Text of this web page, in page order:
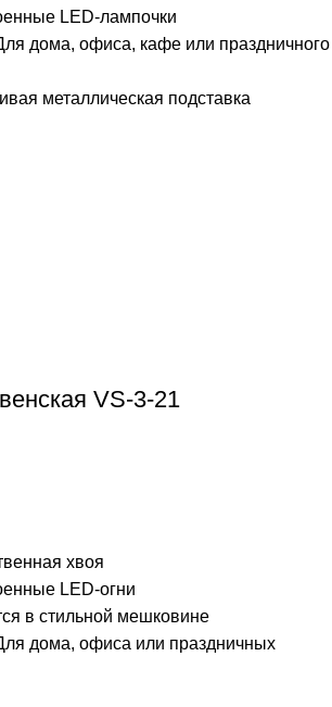
LED-лампочки
дома, офиса, кафе или праздничного
металлическая подставка
VS-3-21
хвоя
LED-огни
в стильной мешковине
дома, офиса или праздничных